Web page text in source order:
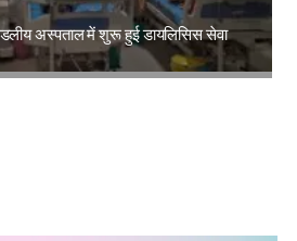
अस्पताल में शुरू हुई डायलिसिस सेवा